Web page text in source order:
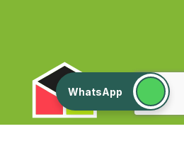
WhatsApp